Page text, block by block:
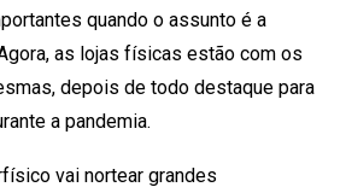
quando o assunto é a
as lojas físicas estão com os
depois de todo destaque para
a pandemia.
vai nortear grandes